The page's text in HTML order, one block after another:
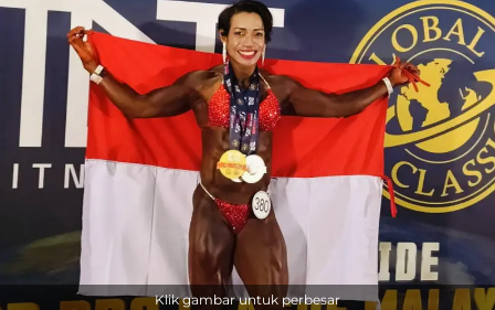
Klik gambar untuk perbesar